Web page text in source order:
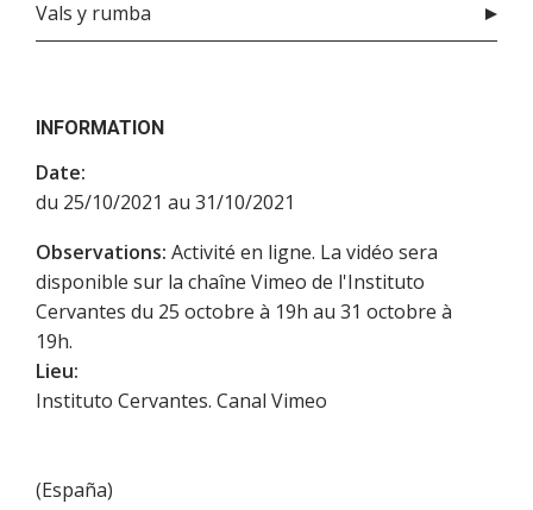
Vals y rumba
INFORMATION
Date:
du 25/10/2021 au 31/10/2021
Observations: Activité en ligne. La vidéo sera
disponible sur la chaîne Vimeo de l'Instituto
Cervantes du 25 octobre à 19h au 31 octobre à
19h.
Lieu:
Instituto Cervantes. Canal Vimeo
(España)